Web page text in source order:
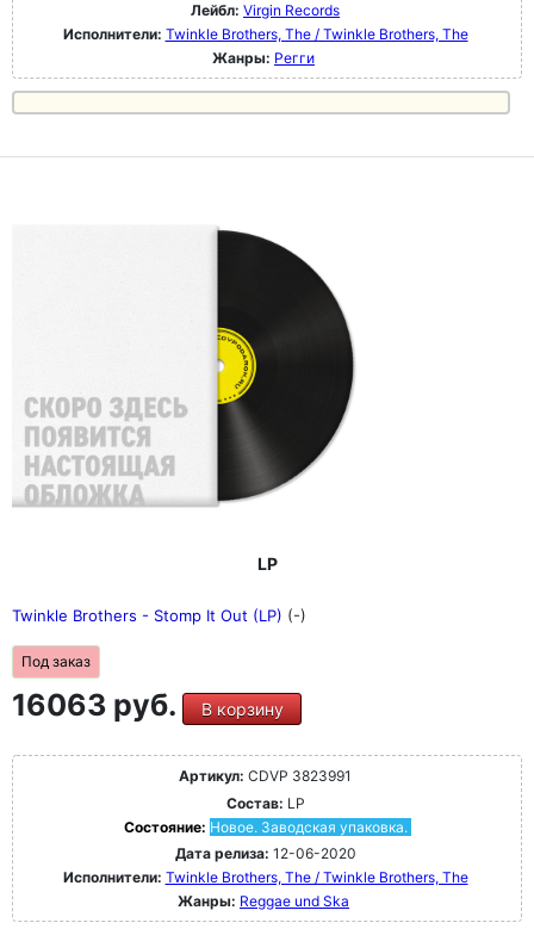
Лейбл: Virgin Records
Исполнители: Twinkle Brothers, The / Twinkle Brothers, The
Жанры: Регги
LP
Twinkle Brothers - Stomp It Out (LP) (-)
Под заказ
16063 руб. В корзину
Артикул: CDVP 3823991
Состав: LP
Состояние: Новое. Заводская упаковка.
Дата релиза: 12-06-2020
Исполнители: Twinkle Brothers, The / Twinkle Brothers, The
Жанры: Reggae und Ska